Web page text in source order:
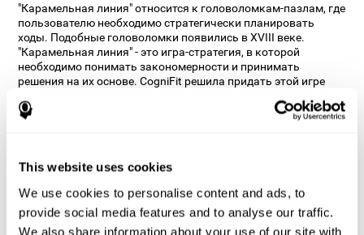
This website uses cookies
We use cookies to personalise content and ads, to
provide social media features and to analyse our traffic.
We also share information about your use of our site with
"Карамельная линия" относится к головоломкам-пазлам, где
пользователю необходимо стратегически планировать
ходы. Подобные головоломки появились в XVIII веке.
"Карамельная линия" - это игра-стратегия, в которой
необходимо понимать закономерности и принимать
решения на их основе. CogniFit решила придать этой игре
задачи на способность к мониторингу с помощью
линия" помогает улучшить мои
когнитивные способности?
Игра в "Карамельную линию" стимулируют определённый